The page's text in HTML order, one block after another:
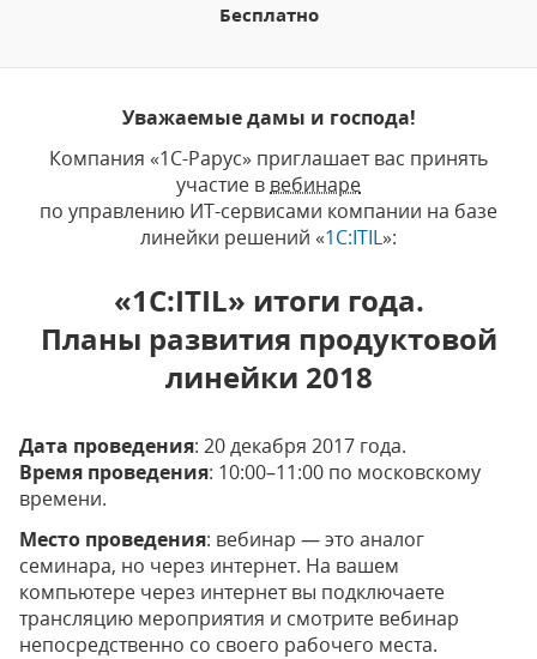
Бесплатно
Уважаемые дамы и господа!
Компания «1С-Рарус» приглашает вас принять
участие в вебинаре
по управлению ИТ-сервисами компании на базе
линейки решений «1C:ITIL»:
«1С:ITIL» итоги года.
Планы развития продуктовой
линейки 2018
Дата проведения: 20 декабря 2017 года.
Время проведения: 10:00–11:00 по московскому
времени.
Место проведения: вебинар — это аналог
семинара, но через интернет. На вашем
компьютере через интернет вы подключаете
трансляцию мероприятия и смотрите вебинар
непосредственно со своего рабочего места.